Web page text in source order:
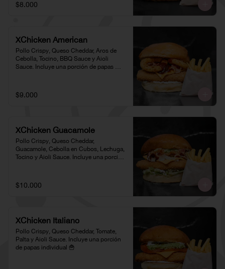
$8.000
XChicken American
Pollo Crispy, Queso Cheddar, Aros de
Cebolla, Tocino, BBQ Sauce y Aioli
Sauce. Incluye una porción de papas
$9.000
XChicken Guacamole
Pollo Crispy, Queso Cheddar,
Guacamole, Cebolla en Cubos, Lechuga,
Tocino y Aioli Sauce. Incluye una porción
$10.000
XChicken Italiano
Pollo Crispy, Queso Cheddar, Tomate,
Palta y Aioli Sauce. Incluye una porción
de papas individual 🍟